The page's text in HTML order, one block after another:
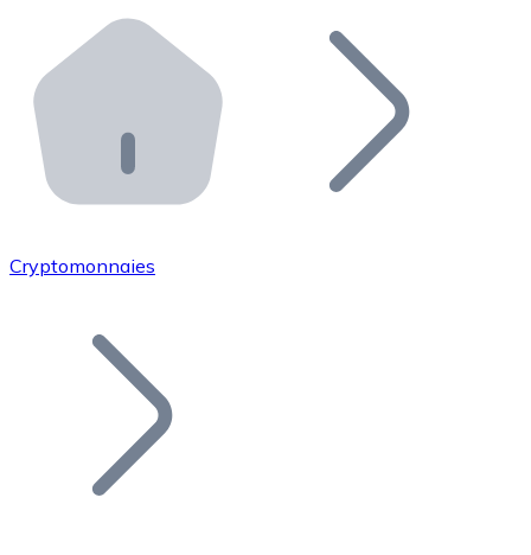
Distributeurs automatiques Bitnovo
Intégrez un ATM Bitnovo dans votre entreprise et
API Bitnovo
Intégrez notre API dans votre écosystème.
Rejoignez notre réseau de distributeurs et
Ajoutez le token de votre projet à notre service
Cryptomonnaies